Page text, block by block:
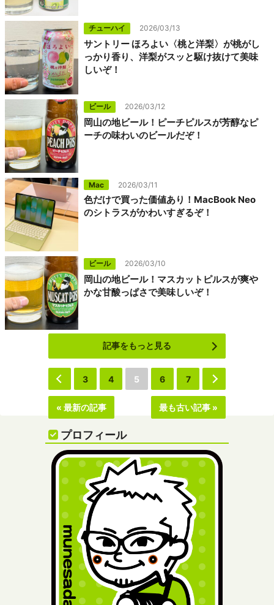
チューハイ 2026/03/13
サントリー ほろよい〈桃と洋梨〉が桃がし
っかり香り、洋梨がスッと駆け抜けて美味
しいぞ！
ビール 2026/03/12
岡山の地ビール！ピーチピルスが芳醇なピ
ーチの味わいのビールだぞ！
Mac 2026/03/11
色だけで買った価値あり！MacBook Neo
のシトラスがかわいすぎるぞ！
ビール 2026/03/10
岡山の地ビール！マスカットピルスが爽や
かな甘酸っぱさで美味しいぞ！
記事をもっと見る
‹ 3 4 5 6 7 ›
« 最新の記事 最も古い記事 »
プロフィール